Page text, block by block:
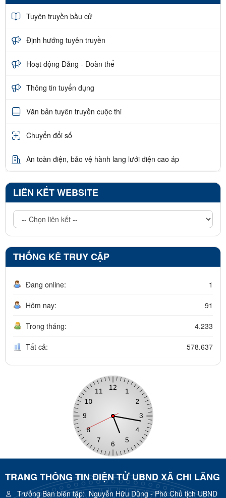
Tuyên truyền bầu cử
Định hướng tuyên truyền
Hoạt động Đảng - Đoàn thể
Thông tin tuyển dụng
Văn bản tuyên truyền cuộc thi
Chuyển đổi số
An toàn điện, bảo vệ hành lang lưới điện cao áp
LIÊN KẾT WEBSITE
THỐNG KÊ TRUY CẬP
Đang online: 1
Hôm nay: 91
Trong tháng: 4.233
Tất cả: 578.637
TRANG THÔNG TIN ĐIỆN TỬ UBND XÃ CHI LĂNG
Trưởng Ban biên tập:Nguyễn Hữu Dũng - Phó Chủ tịch UBND